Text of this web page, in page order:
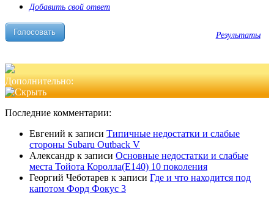
Добавить свой ответ
Результаты
Дополнительно:
Последние комментарии:
Евгений к записи Типичные недостатки и слабые
стороны Subaru Outback V
Александр к записи Основные недостатки и слабые
места Тойота Королла(Е140) 10 поколения
Георгий Чеботарев к записи Где и что находится под
капотом Форд Фокус 3